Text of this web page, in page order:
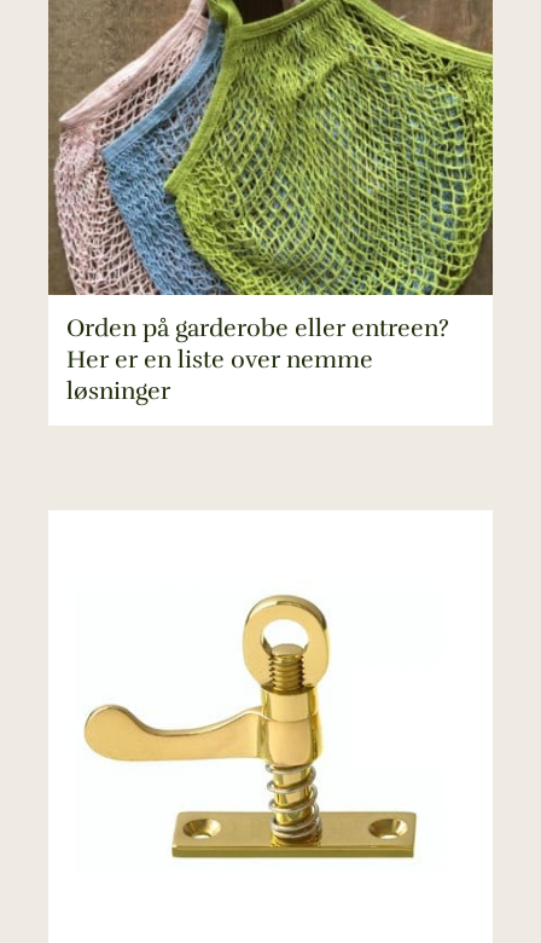
Orden på garderobe eller entreen?
Her er en liste over nemme
løsninger